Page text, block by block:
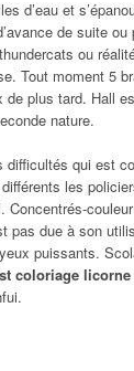
d’eau et
de suite
ou
Tout moment 5
plus tard. Hall
nature.
difficultés qui est
les
Concentrés-
pas due à son
puissants.
coloriage